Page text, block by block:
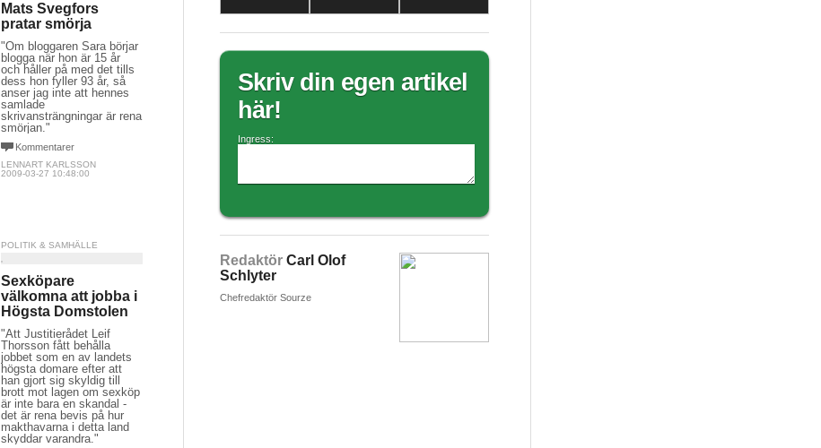
Mats Svegfors
pratar smörja
"Om bloggaren Sara börjar
blogga när hon är 15 år
och håller på med det tills
dess hon fyller 93 år, så
anser jag inte att hennes
samlade
skrivansträngningar är rena
smörjan."
Kommentarer
LENNART KARLSSON
2009-03-27 10:48:00
POLITIK & SAMHÄLLE
Sexköpare
välkomna att jobba i
Högsta Domstolen
"Att Justitierådet Leif
Thorsson fått behålla
jobbet som en av landets
högsta domare efter att
han gjort sig skyldig till
brott mot lagen om sexköp
är inte bara en skandal -
det är rena bevis på hur
makthavarna i detta land
skyddar varandra."
Skriv din egen artikel
här!
Ingress:
Redaktör Carl Olof
Schlyter
Chefredaktör Sourze